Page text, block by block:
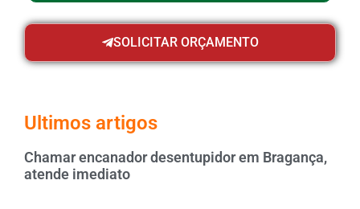
SOLICITAR ORÇAMENTO
Ultimos artigos
Chamar encanador desentupidor em Bragança,
atende imediato